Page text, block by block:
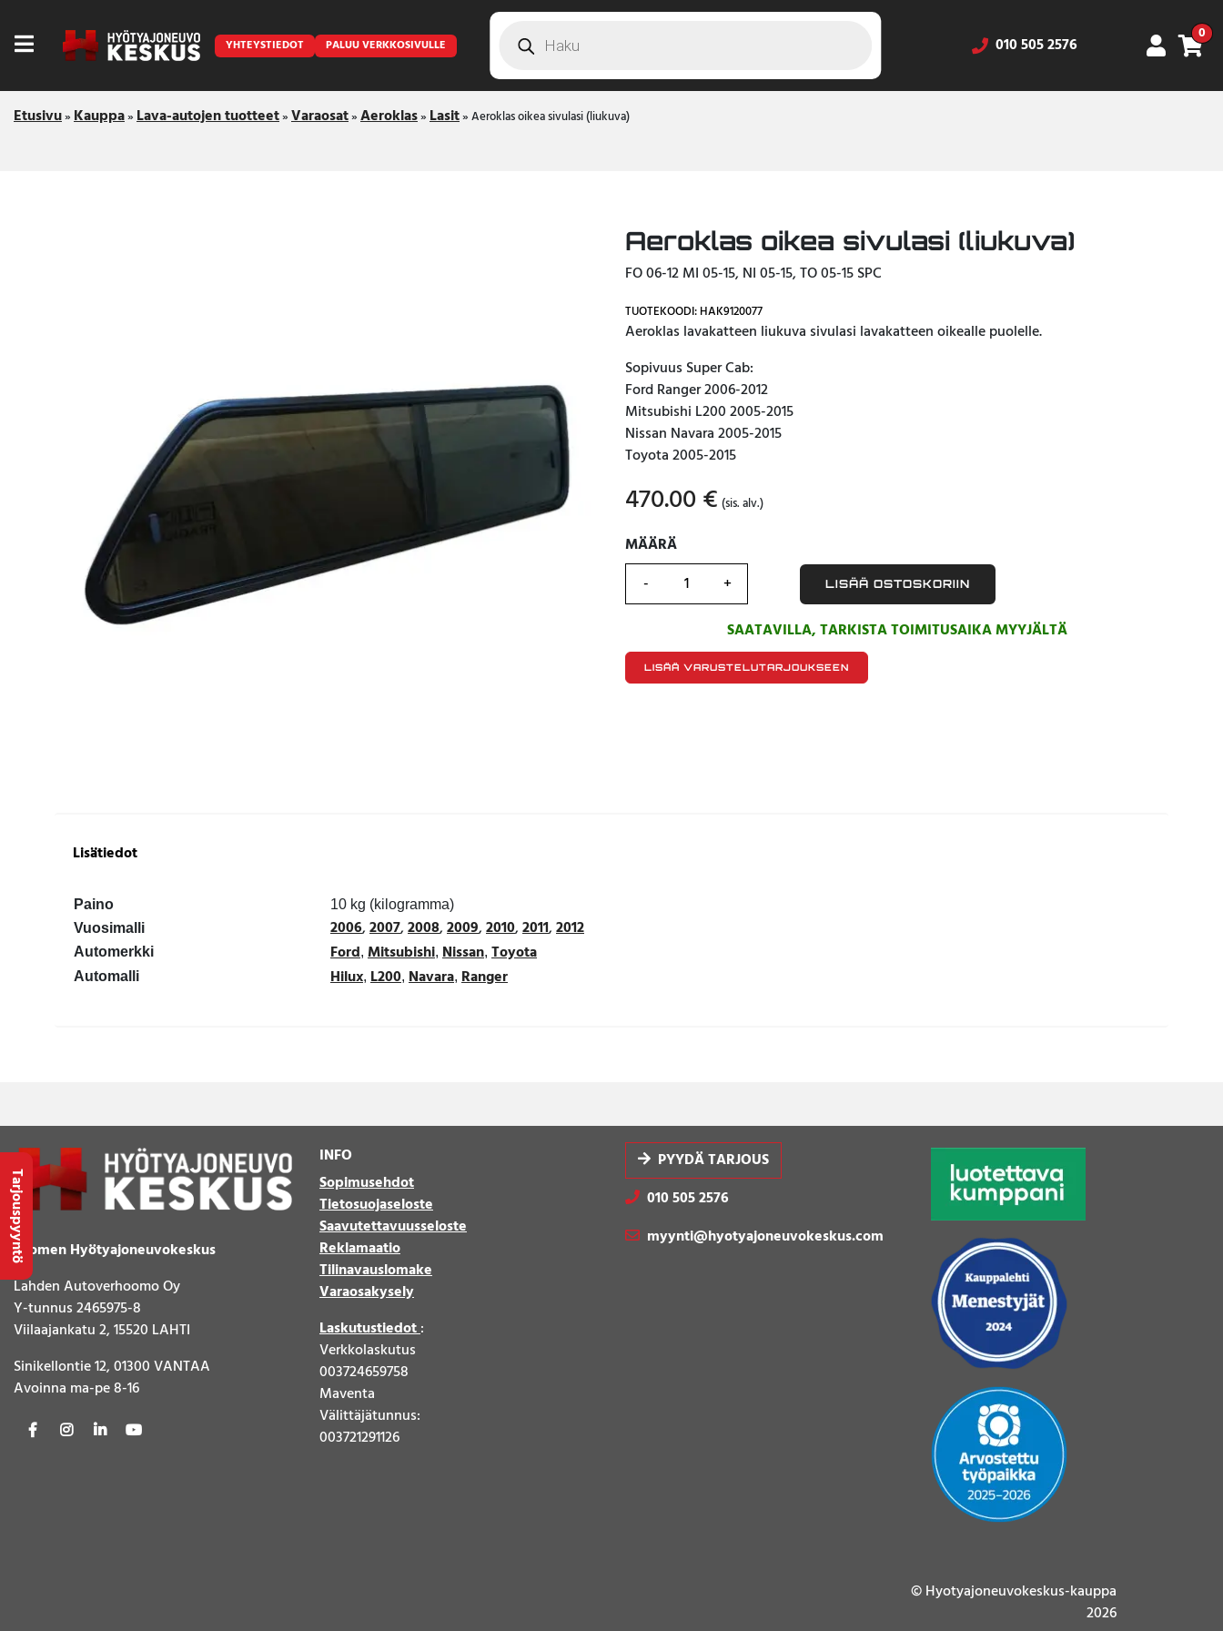
Pakettiautotuotteet
YHTEYSTIEDOT PALUU VERKKOSIVULLE search 010 505 2576
0
Etusivu»Kauppa»Lava-autojen tuotteet»Varaosat»Aeroklas»Lasit»Aeroklas oikea sivulasi (liukuva)
Aeroklas oikea sivulasi (liukuva)
FO 06-12 MI 05-15, NI 05-15, TO 05-15 SPC
TUOTEKOODI: HAK9120077
Aeroklas lavakatteen liukuva sivulasi lavakatteen oikealle puolelle.
Sopivuus Super Cab:
Ford Ranger 2006-2012
Mitsubishi L200 2005-2015
Nissan Navara 2005-2015
Toyota 2005-2015
470.00 € (sis. alv.)
MÄÄRÄ
MÄÄRÄ
LISÄÄ OSTOSKORIIN
SAATAVILLA, TARKISTA TOIMITUSAIKA MYYJÄLTÄ
LISÄÄ VARUSTELUTARJOUKSEEN
Lisätiedot
Paino
10 kg (kilogramma)
Vuosimalli
2006,2007,2008,2009,2010,2011,2012
Automerkki Ford, Mitsubishi, Nissan, Toyota
Automalli Hilux, L200, Navara, Ranger
Suomen Hyötyajoneuvokeskus
Lahden Autoverhoomo Oy
Y-tunnus 2465975-8
Viilaajankatu 2, 15520 LAHTI
Sinikellontie 12, 01300 VANTAA
Avoinna ma-pe 8-16
INFO
Sopimusehdot
Tietosuojaseloste
Saavutettavuusseloste
Reklamaatio
Tilinavauslomake
Varaosakysely
Laskutustiedot:
Verkkolaskutus
003724659758
Maventa
Välittäjätunnus:
003721291126
PYYDÄ TARJOUS
010 505 2576
myynti@hyotyajoneuvokeskus.com
© Hyotyajoneuvokeskus-kauppa
2026
Tarjouspyyntö